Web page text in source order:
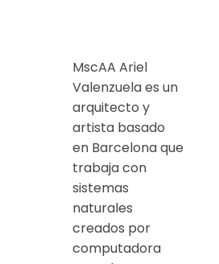
MscAA Ariel
Valenzuela es un
arquitecto y
artista basado
en Barcelona que
trabaja con
sistemas
naturales
creados por
computadora